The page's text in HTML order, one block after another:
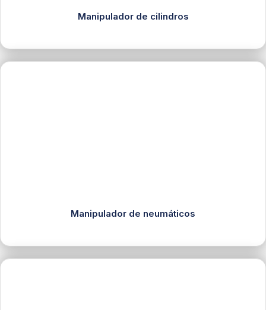
Manipulador de cilindros
Manipulador de neumáticos